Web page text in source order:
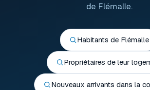
de Flémalle.
Habitants de Flémalle
Propriétaires de leur
Nouveaux arrivants dans la